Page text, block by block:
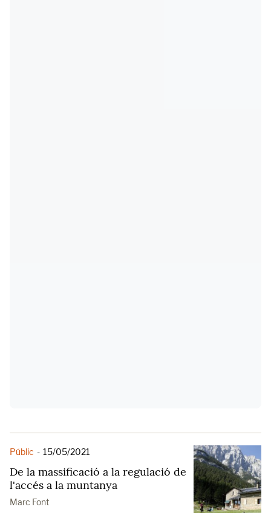
Públic - 15/05/2021
De la massificació a la regulació de
l'accés a la muntanya
Marc Font